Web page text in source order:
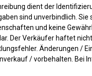
dient der
sind unverbindlich. Sie
und keine
Der Verkäufer haftet
Änderungen /
/ vorbehalten. Bei